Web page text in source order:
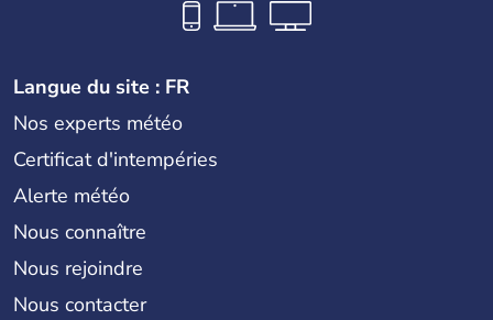
Langue du site : FR
Nos experts météo
Certificat d'intempéries
Alerte météo
Nous connaître
Nous rejoindre
Nous contacter